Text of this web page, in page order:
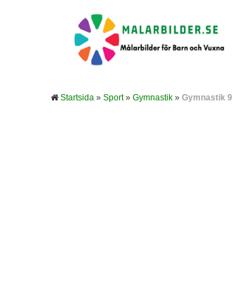
Startsida » Sport» Gymnastik » Gymnastik 9